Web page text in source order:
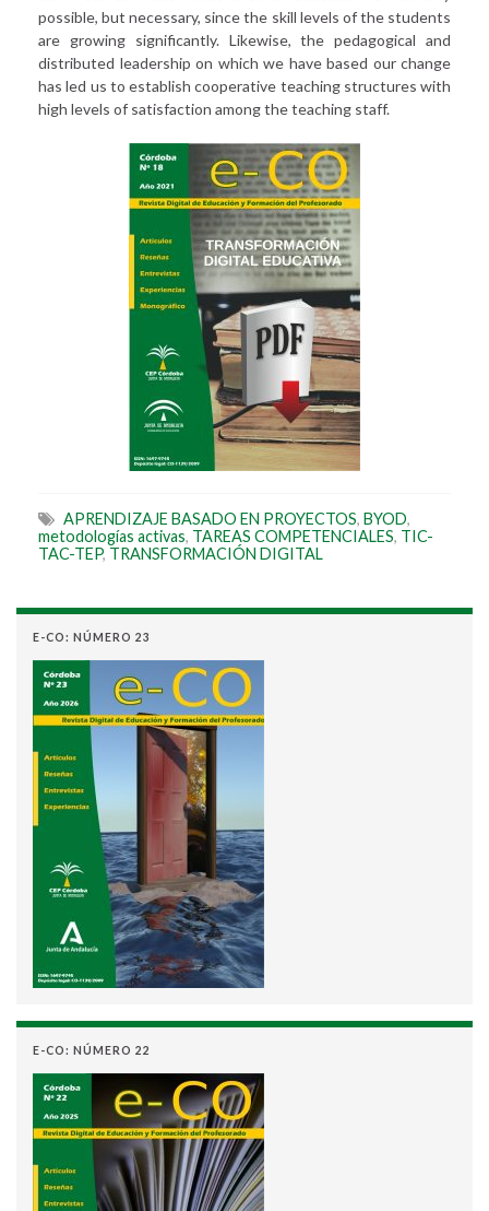
possible, but necessary, since the skill levels of the students
are growing significantly. Likewise, the pedagogical and
distributed leadership on which we have based our change
has led us to establish cooperative teaching structures with
high levels of satisfaction among the teaching staff.
APRENDIZAJE BASADO EN PROYECTOS, BYOD,
metodologías activas, TAREAS COMPETENCIALES, TIC-
TAC-TEP, TRANSFORMACIÓN DIGITAL
E-CO: NÚMERO 23
E-CO: NÚMERO 22